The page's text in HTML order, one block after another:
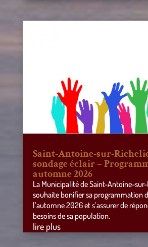
Saint-Antoine-sur-
sondage éclair –
automne 2026
La Municipalité de Saint-Antoine-
souhaite bonifier sa programmation
l’automne 2026 et s’assurer de
besoins de sa population.
lire plus